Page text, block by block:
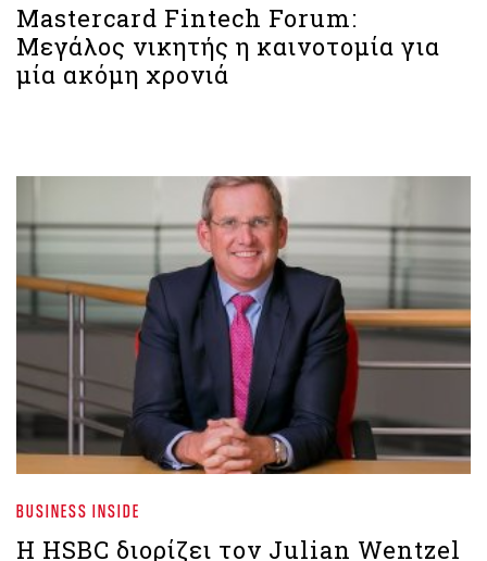
Mastercard Fintech Forum:
Μεγάλος νικητής η καινοτομία για
μία ακόμη χρονιά
BUSINESS INSIDE
Η HSBC διορίζει τον Julian Wentzel